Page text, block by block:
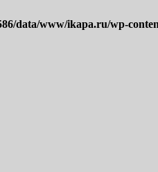
data/www/ikapa.ru/wp-